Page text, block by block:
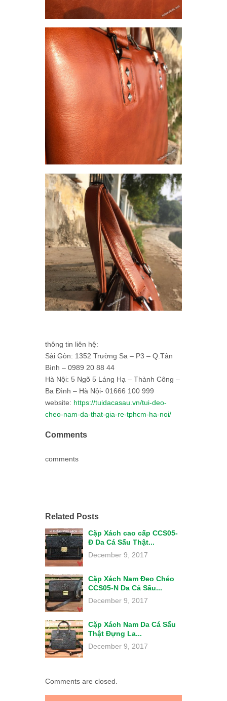
thông tin liên hệ:
Sài Gòn: 1352 Trường Sa – P3 – Q.Tân
Bình – 0989 20 88 44
Hà Nội: 5 Ngõ 5 Láng Hạ – Thành Công –
Ba Đình – Hà Nội- 01666 100 999
website: https://tuidacasau.vn/tui-deo-
cheo-nam-da-that-gia-re-tphcm-ha-noi/
Comments
comments
Related Posts
Cặp Xách cao cấp CCS05-
Đ Da Cá Sấu Thật...
December 9, 2017
Cặp Xách Nam Đeo Chéo
CCS05-N Da Cá Sấu...
December 9, 2017
Cặp Xách Nam Da Cá Sấu
Thật Đựng La...
December 9, 2017
Comments are closed.